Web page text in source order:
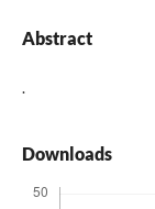
Abstract
.
Downloads